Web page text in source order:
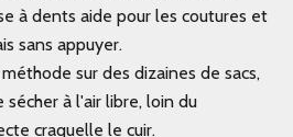
à dents aide pour les coutures et
sans appuyer.
sur des dizaines de sacs,
à l'air libre, loin du
craquelle le cuir.